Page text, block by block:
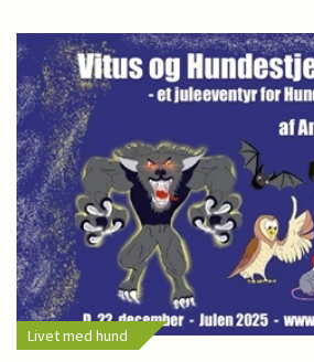
Livet med hund